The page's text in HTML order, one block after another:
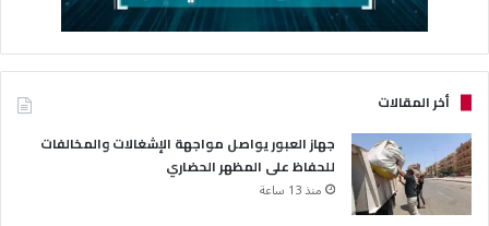
أخر المقالات
جهاز العبور يواصل مواجهة الإشغالات والمخالفات
للحفاظ على المظهر الحضاري
منذ 13 ساعة